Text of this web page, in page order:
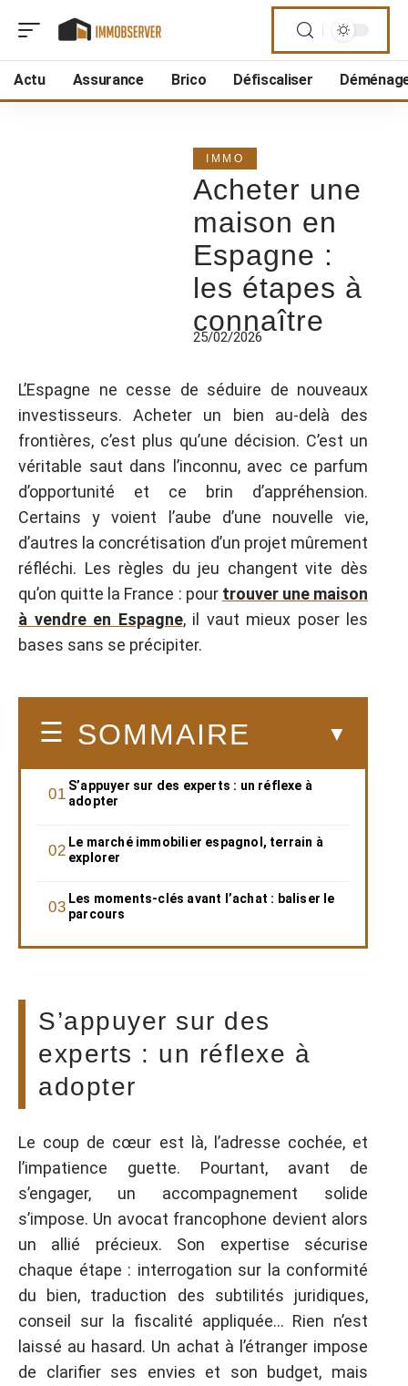
Actu Assurance Brico Défiscaliser
IMMO
Acheter une
maison en
Espagne :
les étapes à
connaître
25/02/2026
L’Espagne ne cesse de séduire de nouveaux
investisseurs. Acheter un bien au-delà des
frontières, c’est plus qu’une décision. C’est un
véritable saut dans l’inconnu, avec ce parfum
d’opportunité et ce brin d’appréhension.
Certains y voient l’aube d’une nouvelle vie,
d’autres la concrétisation d’un projet mûrement
réfléchi. Les règles du jeu changent vite dès
qu’on quitte la France : pour trouver une maison
à vendre en Espagne, il vaut mieux poser les
bases sans se précipiter.
SOMMAIRE
S’appuyer sur des experts : un réflexe à
adopter
Le marché immobilier espagnol, terrain à
explorer
Les moments-clés avant l’achat : baliser le
parcours
S’appuyer sur des
experts : un réflexe à
adopter
Le coup de cœur est là, l’adresse cochée, et
l’impatience guette. Pourtant, avant de
s’engager, un accompagnement solide
s’impose. Un avocat francophone devient alors
un allié précieux. Son expertise sécurise
chaque étape : interrogation sur la conformité
du bien, traduction des subtilités juridiques,
conseil sur la fiscalité appliquée… Rien n’est
laissé au hasard. Un achat à l’étranger impose
de clarifier ses envies et son budget, mais